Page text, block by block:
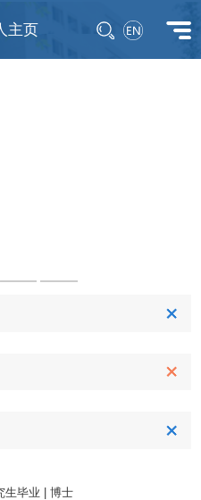
主页
生毕业 | 博士